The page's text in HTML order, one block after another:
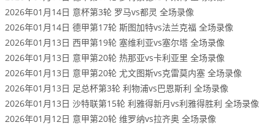
2026年01月14日 意杯第3轮 罗马vs都灵 全场录像
2026年01月14日 德甲第17轮 斯图加特vs法兰克福 全场录像
2026年01月13日 西甲第19轮 塞维利亚vs塞尔塔 全场录像
2026年01月13日 意甲第20轮 热那亚vs卡利亚里 全场录像
2026年01月13日 意甲第20轮 尤文图斯vs克雷莫内塞 全场录像
2026年01月13日 足总杯第3轮 利物浦vs巴恩斯利 全场录像
2026年01月13日 沙特联第15轮 利雅得新月vs利雅得胜利 全场录像
2026年01月12日 意甲第20轮 维罗纳vs拉齐奥 全场录像